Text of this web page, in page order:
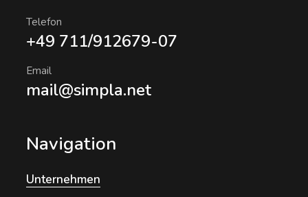
Telefon
+49 711/912679-07
Email
mail@simpla.net
Navigation
Unternehmen